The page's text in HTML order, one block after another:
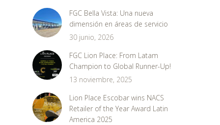
FGC Bella Vista: Una nueva
dimensión en áreas de servicio
30 junio, 2026
FGC Lion Place: From Latam
Champion to Global Runner-Up!
13 noviembre, 2025
Lion Place Escobar wins NACS
Retailer of the Year Award Latin
America 2025